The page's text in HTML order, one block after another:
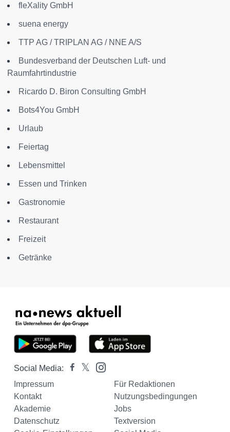
fleXality GmbH
suena energy
TTP AG / TRIPLAN AG / NNE A/S
Bundesverband der Deutschen Luft- und
Raumfahrtindustrie
Ricardo D. Biron Consulting GmbH
Bots4You GmbH
Urlaub
Feiertag
Lebensmittel
Essen und Trinken
Gastronomie
Restaurant
Freizeit
Getränke
Social Media:
Impressum
Für Redaktionen
Kontakt
Nutzungsbedingungen
Akademie
Jobs
Datenschutz
Textversion